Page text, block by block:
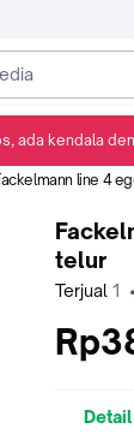
line 4 egg
telur
Terjual 1 •
ada kendala